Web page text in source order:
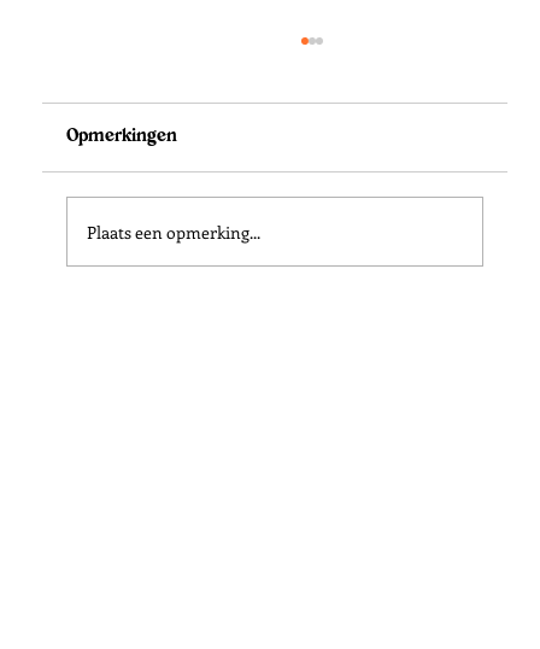
Opmerkingen
Plaats een opmerking...